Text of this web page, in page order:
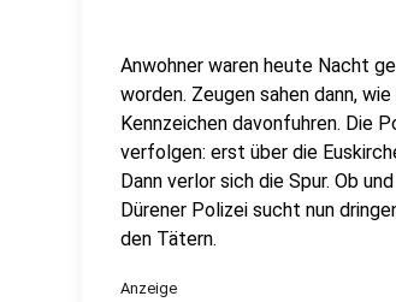
Anwohner waren heute Nacht
worden. Zeugen sahen dann,
Kennzeichen davonfuhren. Die
verfolgen: erst über die
Dann verlor sich die Spur. Ob
Dürener Polizei sucht nun
den Tätern.
Anzeige